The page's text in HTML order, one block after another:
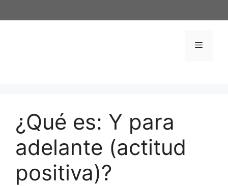
al
Menú
¿Qué es: Y para
adelante (actitud
positiva)?